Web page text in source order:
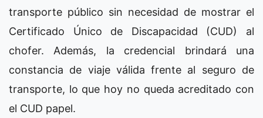
transporte público sin necesidad de mostrar el
Certificado Único de Discapacidad (CUD) al
chofer. Además, la credencial brindará una
constancia de viaje válida frente al seguro de
transporte, lo que hoy no queda acreditado con
el CUD papel.